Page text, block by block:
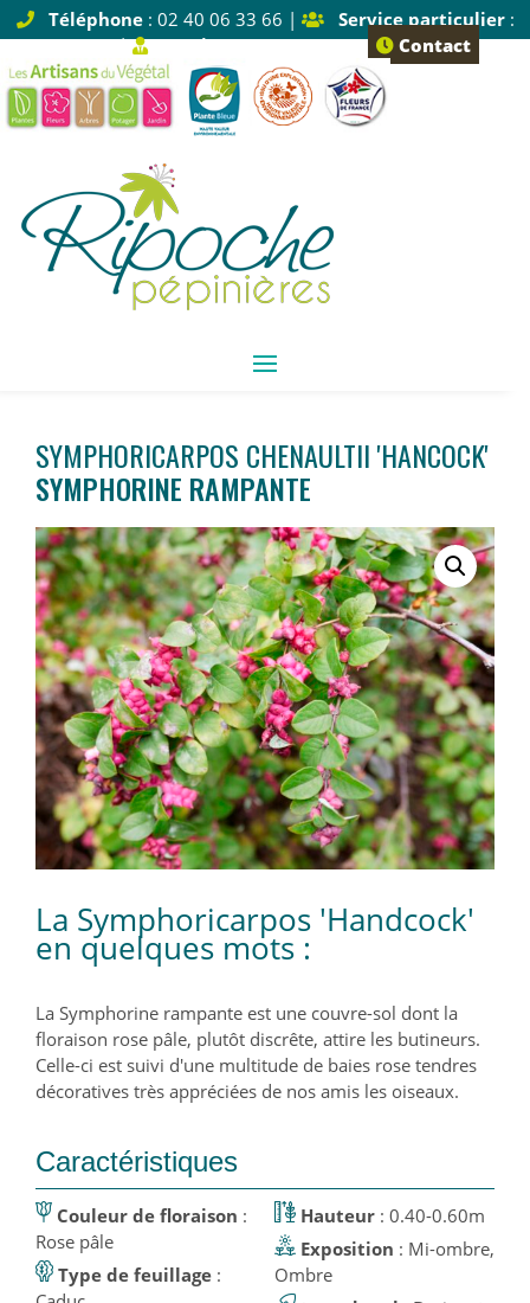
Téléphone: 02 40 06 33 66 | Service particulier:
Tapez 1 |
Service pro: Tapez 2 Contact
SYMPHORICARPOS CHENAULTII 'HANCOCK'
SYMPHORINE RAMPANTE
La Symphoricarpos 'Handcock'
en quelques mots :
La Symphorine rampante est une couvre-sol dont la
floraison rose pâle, plutôt discrête, attire les butineurs.
Celle-ci est suivi d'une multitude de baies rose tendres
décoratives très appréciées de nos amis les oiseaux.
Caractéristiques
Couleur de floraison :
Rose pâle
Type de feuillage :
Hauteur: 0.40-0.60m
Exposition : Mi-ombre,
Ombre